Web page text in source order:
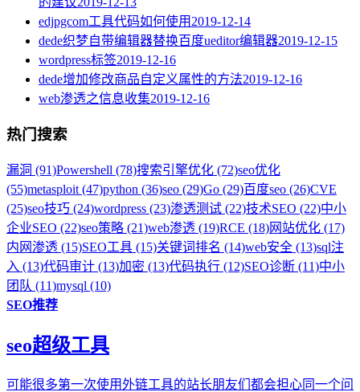
edjpgcom工具代码如何使用 2019-12-14
dede织梦自带编辑器替换百度ueditor编辑器2019-12-15
wordpress标签2019-12-16
dede增加修改商品自定义属性的方法2019-12-16
web渗透之信息收集2019-12-16
热门搜索
漏洞 (91)Powershell (78)搜索引擎优化 (72)seo优化
(55)metasploit (47)python (36)seo (29)Go (29)百度seo (26)CVE
(25)seo技巧 (24)wordpress (23)渗透测试 (22)技术SEO (22)中小
企业SEO (22)seo策略 (21)web渗透 (19)RCE (18)网站优化 (17)
内网渗透 (15)SEO工具 (15)关键词排名 (14)web安全 (13)sql注
入 (13)代码审计 (13)加密 (13)代码执行 (12)SEO诊断 (11)中小
团队 (11)mysql (10)
SEO推荐
seo超级工具
可能很多第一次使用外链工具的站长朋友们都会担心同一个问